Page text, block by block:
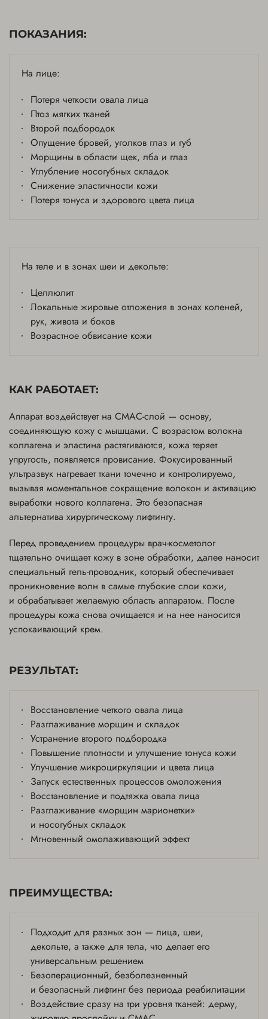
30,000 ₽
Онлайн-запись
Область колен - 300 линий
34,000 ₽
Онлайн-запись
Лицо - 500 линий
55,000 ₽
Область плеч - 450 линий
Онлайн-запись
Внутренние поверхности бедер - 600 линий
66,000 ₽
Онлайн-запись
Лицо - 700 линий
70,000 ₽
Онлайн-запись
Внешние поверхности бедер - 1000 линий
Область живота - 1500 линий
110,000 ₽
Онлайн-запись
ПОКАЗАНИЯ:
На лице:
Потеря четкости овала лица
Птоз мягких тканей
Второй подбородок
Опущение бровей, уголков глаз и губ
Морщины в области щек, лба и глаз
Углубление носогубных складок
Снижение эластичности кожи
Потеря тонуса и здорового цвета лица
На теле и в зонах шеи и декольте:
Целлюлит
Локальные жировые отложения в зонах коленей,
рук, живота и боков
Возрастное обвисание кожи
КАК РАБОТАЕТ:
Аппарат воздействует на СМАС-слой — основу,
соединяющую кожу с мышцами. С возрастом волокна
коллагена и эластина растягиваются, кожа теряет
упругость, появляется провисание. Фокусированный
ультразвук нагревает ткани точечно и контролируемо,
вызывая моментальное сокращение волокон и активацию
выработки нового коллагена. Это безопасная
альтернатива хирургическому лифтингу.
Перед проведением процедуры врач-косметолог
тщательно очищает кожу в зоне обработки, далее наносит
специальный гель-проводник, который обеспечивает
проникновение волн в самые глубокие слои кожи,
и обрабатывает желаемую область аппаратом. После
процедуры кожа снова очищается и на нее наносится
успокаивающий крем.
РЕЗУЛЬТАТ:
Восстановление четкого овала лица
Разглаживание морщин и складок
Устранение второго подбородка
Повышение плотности и улучшение тонуса кожи
Улучшение микроциркуляции и цвета лица
Запуск естественных процессов омоложения
Восстановление и подтяжка овала лица
Разглаживание «морщин марионетки»
и носогубных складок
Мгновенный омолаживающий эффект
ПРЕИМУЩЕСТВА:
Подходит для разных зон — лица, шеи,
декольте, а также для тела, что делает его
универсальным решением
Безоперационный, безболезненный
и безопасный лифтинг без периода реабилитации
Воздействие сразу на три уровня тканей: дерму,